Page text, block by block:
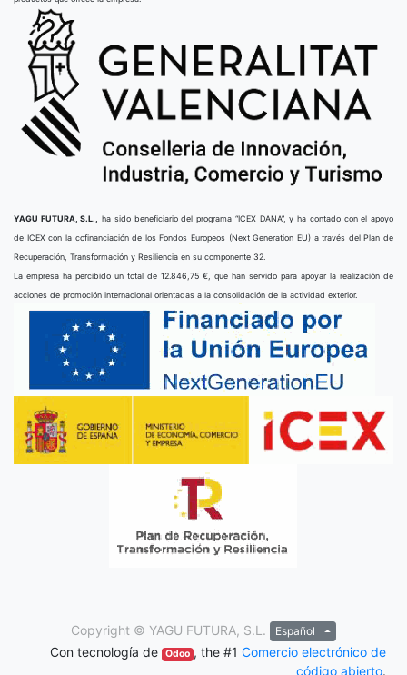
YAGU FUTURA, S.L.,
ha sido beneficiario del programa “ICEX DANA”, y ha contado con el apoyo
de ICEX con la cofinanciación de los Fondos Europeos (Next Generation EU) a través del Plan de
Recuperación, Transformación y Resiliencia en su componente 32.
La empresa ha percibido un total de 12.846,75 €, que han servido para apoyar la realización de
acciones de promoción internacional orientadas a la consolidación de la actividad exterior.
Copyright © YAGU FUTURA, S.L. Español
Con tecnología de Odoo , the #1 Comercio electrónico de
código abierto.